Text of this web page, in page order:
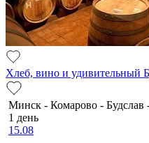
Хлеб, вино и удивительный
Минск - Комарово -
1 день
15.08